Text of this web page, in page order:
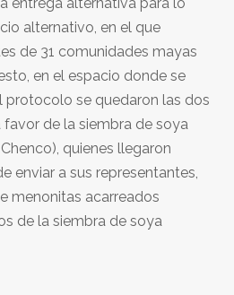
alternativo, en el que
de 31 comunidades mayas
en el espacio donde se
protocolo se quedaron las dos
de la siembra de soya
quienes llegaron
enviar a sus representantes,
menonitas acarreados
de la siembra de soya